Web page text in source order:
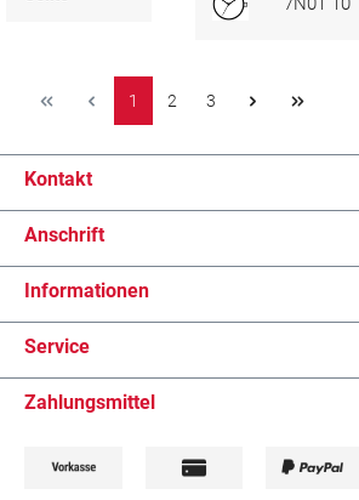
1 2 3
Kontakt
Anschrift
Informationen
Service
Zahlungsmittel